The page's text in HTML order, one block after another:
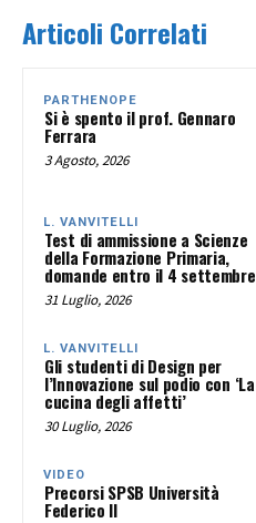
Articoli Correlati
PARTHENOPE
Si è spento il prof. Gennaro
Ferrara
3 Agosto, 2026
L. VANVITELLI
Test di ammissione a Scienze
della Formazione Primaria,
domande entro il 4 settembre
31 Luglio, 2026
L. VANVITELLI
Gli studenti di Design per
l’Innovazione sul podio con ‘La
cucina degli affetti’
30 Luglio, 2026
VIDEO
Precorsi SPSB Università
Federico II